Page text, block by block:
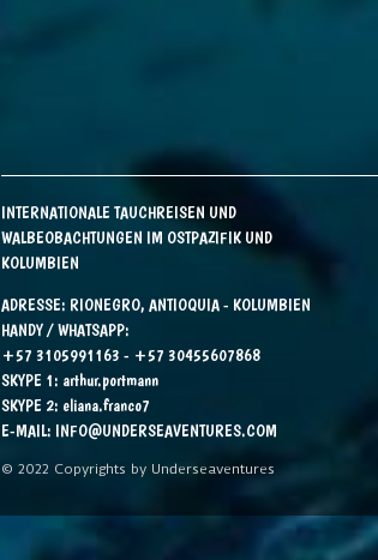
INTERNATIONALE TAUCHREISEN UND
WALBEOBACHTUNGEN IM OSTPAZIFIK UND
KOLUMBIEN
ADRESSE: RIONEGRO, ANTIOQUIA - KOLUMBIEN
HANDY / WHATSAPP:
+57 3105991163 - +57 30455607868
SKYPE 1: arthur.portmann
SKYPE 2: eliana.franco7
E-MAIL: INFO@UNDERSEAVENTURES.COM
© 2022 Copyrights by Underseaventures